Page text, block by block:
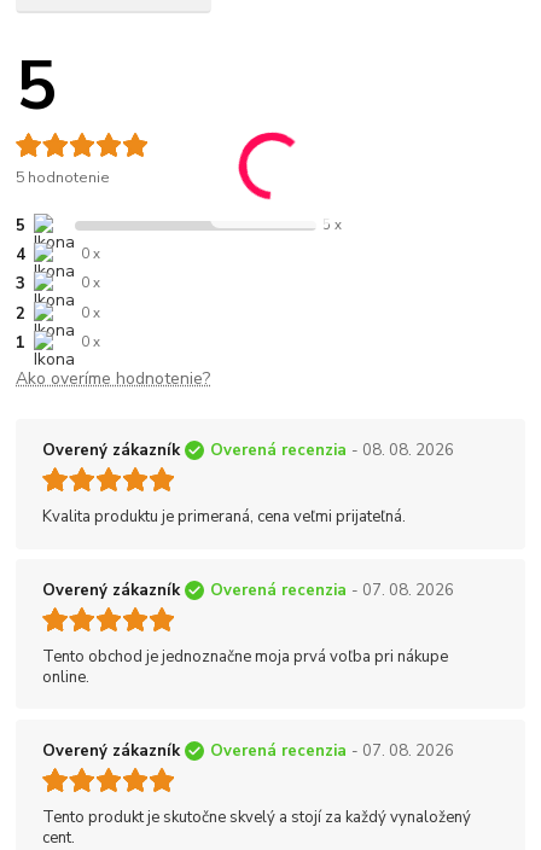
5
5 hodnotenie
5 5 x
4 0 x
3 0 x
2 0 x
1 0 x
Ako overíme hodnotenie?
Overený zákazník Overená recenzia - 08. 08. 2026
Kvalita produktu je primeraná, cena veľmi prijateľná.
Overený zákazník Overená recenzia - 07. 08. 2026
Tento obchod je jednoznačne moja prvá voľba pri nákupe
online.
Overený zákazník Overená recenzia - 07. 08. 2026
Tento produkt je skutočne skvelý a stojí za každý vynaložený
cent.